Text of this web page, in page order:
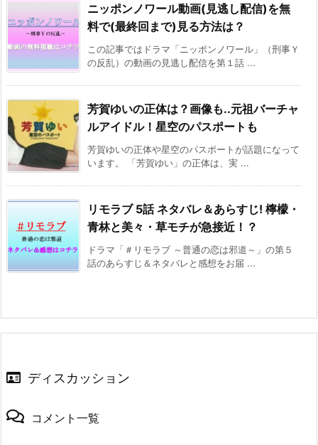
ニッポンノワール動画(見逃し配信)を無
料で(最終回まで)見る方法は？
この記事ではドラマ「ニッポンノワール」（刑事Ｙ
の反乱）の動画の見逃し配信を第１話 ...
芳賀ゆいの正体は？画像も..元祖バーチャ
ルアイドル！星空のパスポートも
芳賀ゆいの正体や星空のパスポートが話題になって
います。 「芳賀ゆい」の正体は、実 ...
リモラブ 5話 ネタバレ＆あらすじ! 檸檬・
青林と美々・草モチが急接近！？
ドラマ「＃リモラブ ～普通の恋は邪道～」の第５
話のあらすじ＆ネタバレと感想をお届 ...
ディスカッション
コメント一覧